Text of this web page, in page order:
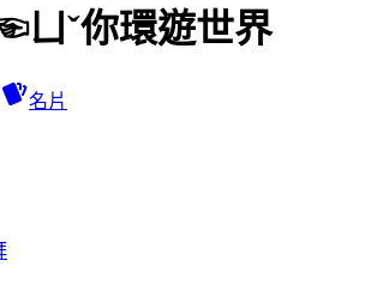
ㄩˇ你環遊世界
名片